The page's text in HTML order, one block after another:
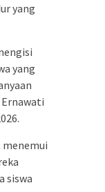
yang
yang
siswa